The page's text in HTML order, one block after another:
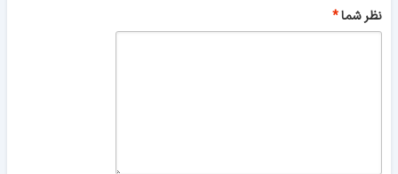
نظر شما